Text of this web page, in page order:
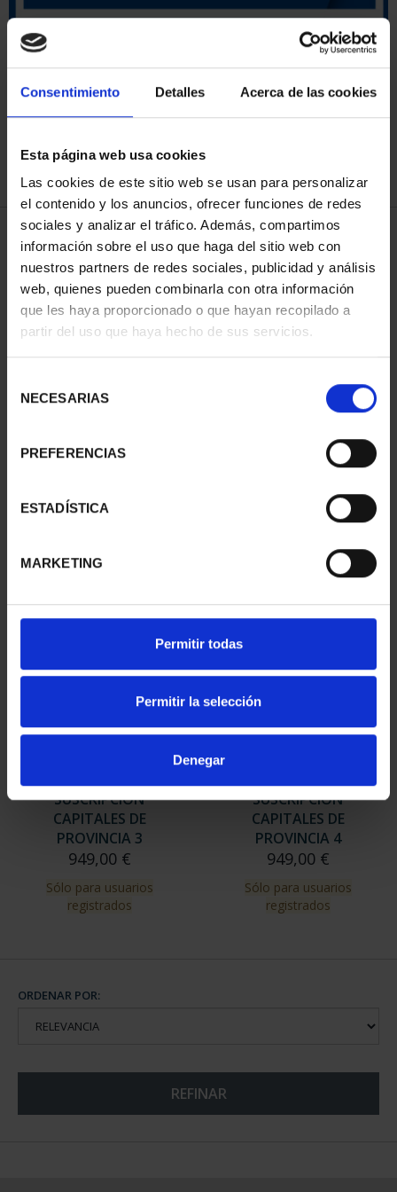
Consentimiento Detalles Acerca de las cookies
Esta página web usa cookies
Las cookies de este sitio web se usan para personalizar
el contenido y los anuncios, ofrecer funciones de redes
sociales y analizar el tráfico. Además, compartimos
información sobre el uso que haga del sitio web con
nuestros partners de redes sociales, publicidad y análisis
web, quienes pueden combinarla con otra información
que les haya proporcionado o que hayan recopilado a
partir del uso que haya hecho de sus servicios.
NECESARIAS
PREFERENCIAS
ESTADÍSTICA
MARKETING
Permitir todas
Permitir la selección
Denegar
REFINAR
4 Productos encontrados
PROVINCIA 1
Sólo para usuarios
SUSCRIPCIÓN
CAPITALES DE
PROVINCIA 2
Sólo para usuarios
registrados
SUSCRIPCIÓN
CAPITALES DE
PROVINCIA 3
949,00 €
Sólo para usuarios
registrados
SUSCRIPCIÓN
CAPITALES DE
PROVINCIA 4
949,00 €
Sólo para usuarios
registrados
ORDENAR POR:
REFINAR